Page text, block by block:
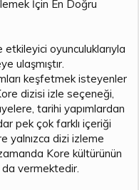
İçin En Doğru
oyunculuklarıyla
ulaşmıştır.
keşfetmek isteyenler
dizisi izle seçeneği,
tarihi yapımlardan
pek çok farklı içeriği
yalnızca dizi izleme
Kore kültürünün
da vermektedir.